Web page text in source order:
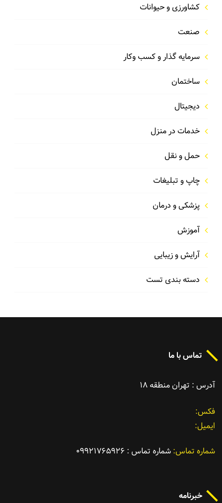
کشاورزی و حیوانات
صنعت
سرمایه گذار و کسب وکار
ساختمان
دیجیتال
خدمات در منزل
حمل و نقل
چاپ و تبلیغات
پزشکی و درمان
آموزش
آرایش و زیبایی
دسته بندی تست
تماس با ما
آدرس : تهران منطقه ١٨
فکس
ایمیل
شماره تماس شماره تماس : ٠٩٩٢١٧٦٥٩٢٦
خبرنامه